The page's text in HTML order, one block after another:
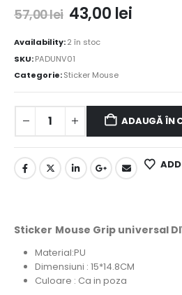
57,00lei 43,00 lei
Availability:2 în stoc
SKU:PADUNV01
Categorie:Sticker Mouse
ADAUGĂ ÎN
Sticker Mouse Grip universal
Material:PU
Dimensiuni : 15*14.8CM
Culoare : Ca in poza